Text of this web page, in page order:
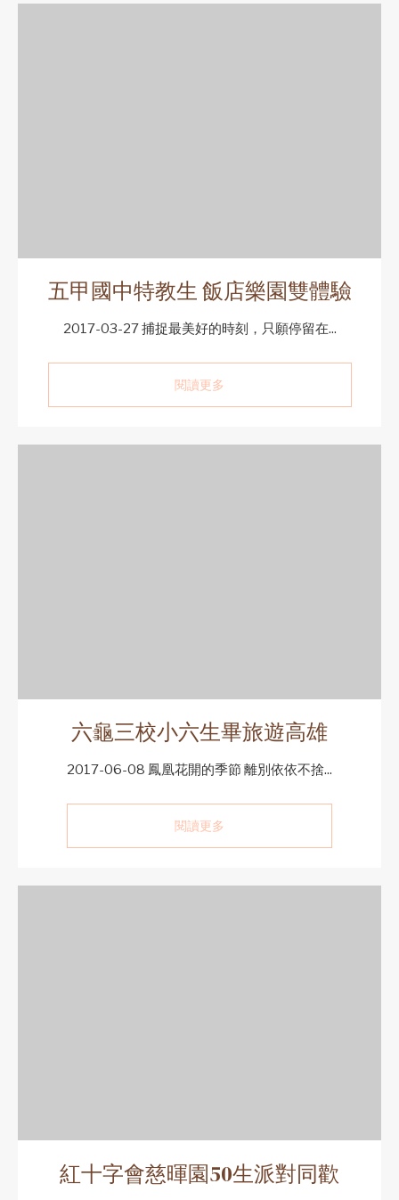
五甲國中特教生 飯店樂園雙體驗
2017-03-27 捕捉最美好的時刻，只願停留在...
閱讀更多
六龜三校小六生畢旅遊高雄
2017-06-08 鳳凰花開的季節 離別依依不捨...
閱讀更多
紅十字會慈暉園50生派對同歡